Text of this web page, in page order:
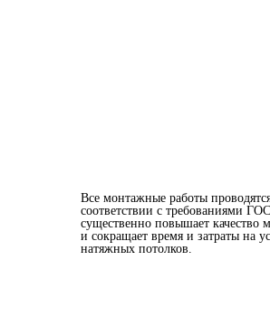
Все монтажные работы
соответствии с требованиями
существенно повышает качество
и сокращает время и затраты на
натяжных потолков.